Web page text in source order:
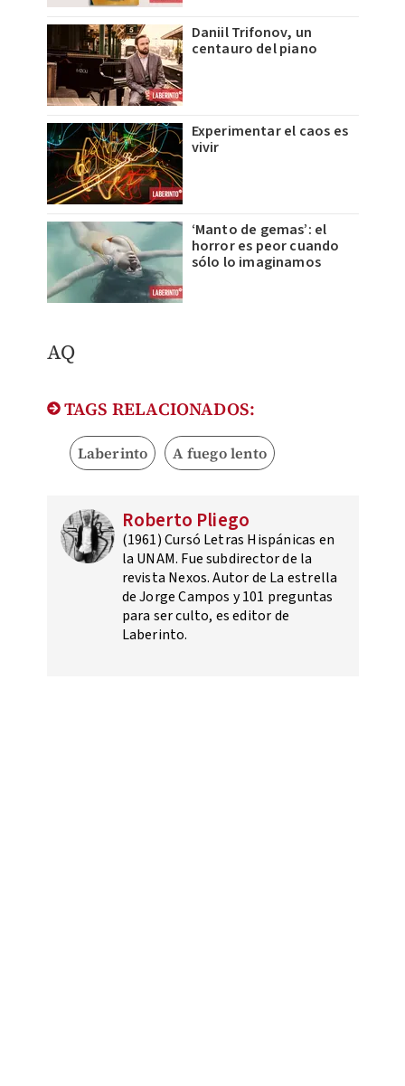
Daniil Trifonov, un
centauro del piano
Experimentar el caos es
vivir
‘Manto de gemas’: el
horror es peor cuando
sólo lo imaginamos
AQ
TAGS RELACIONADOS:
Laberinto A fuego lento
Roberto Pliego
(1961) Cursó Letras Hispánicas en
la UNAM. Fue subdirector de la
revista Nexos. Autor de La estrella
de Jorge Campos y 101 preguntas
para ser culto, es editor de
Laberinto.